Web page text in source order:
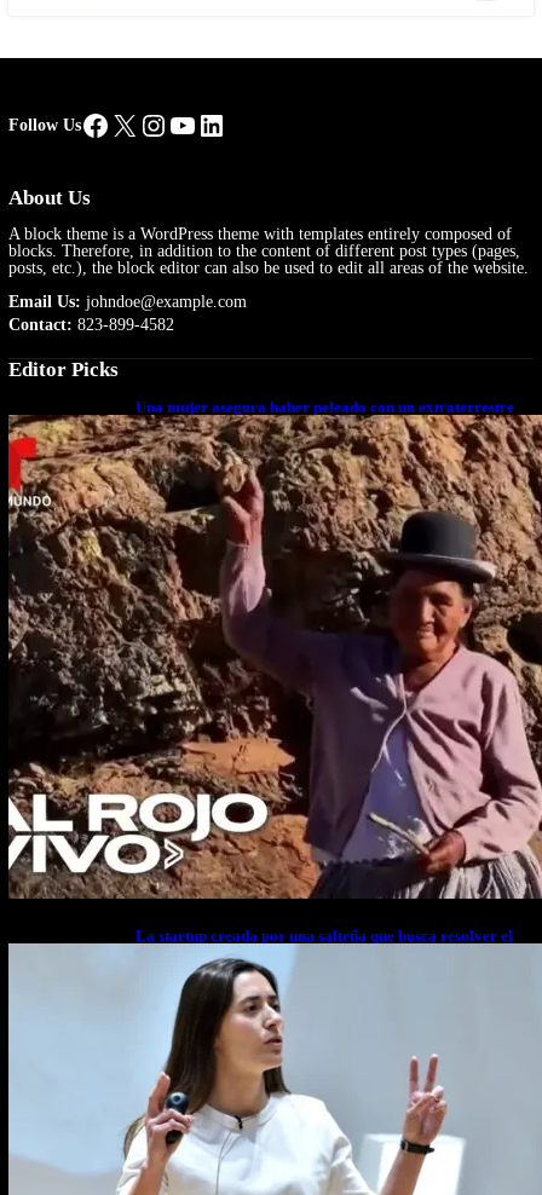
Follow UsFacebook
X Instagram
YouTube
LinkedIn
About Us
A block theme is a WordPress theme with templates entirely composed of
blocks. Therefore, in addition to the content of different post types (pages,
posts, etc.), the block editor can also be used to edit all areas of the website.
Email Us: johndoe@example.com
Contact: 823-899-4582
Editor Picks
Una mujer asegura haber peleado con un extraterrestre
cuerpo a cuerpo
La startup creada por una salteña que busca resolver el
estrés financiero en Latinoamérica